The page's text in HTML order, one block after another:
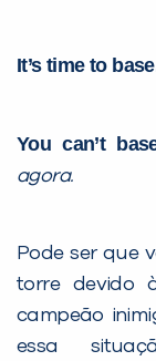
It’s time to
You can’t
agora.
Pode ser que
torre devido
campeão
essa